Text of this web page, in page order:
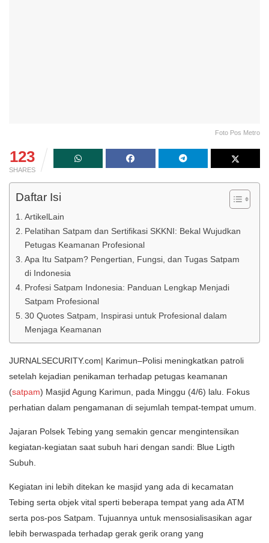
Foto Pos Metro
123
SHARES
Daftar Isi
ArtikelLain
Pelatihan Satpam dan Sertifikasi SKKNI: Bekal Wujudkan
Petugas Keamanan Profesional
Apa Itu Satpam? Pengertian, Fungsi, dan Tugas Satpam
di Indonesia
Profesi Satpam Indonesia: Panduan Lengkap Menjadi
Satpam Profesional
30 Quotes Satpam, Inspirasi untuk Profesional dalam
Menjaga Keamanan
JURNALSECURITY.com| Karimun–Polisi meningkatkan patroli
setelah kejadian penikaman terhadap petugas keamanan
(satpam) Masjid Agung Karimun, pada Minggu (4/6) lalu. Fokus
perhatian dalam pengamanan di sejumlah tempat-tempat umum.
Jajaran Polsek Tebing yang semakin gencar mengintensikan
kegiatan-kegiatan saat subuh hari dengan sandi: Blue Ligth
Subuh.
Kegiatan ini lebih ditekan ke masjid yang ada di kecamatan
Tebing serta objek vital sperti beberapa tempat yang ada ATM
serta pos-pos Satpam. Tujuannya untuk mensosialisasikan agar
lebih berwaspada terhadap gerak gerik orang yang